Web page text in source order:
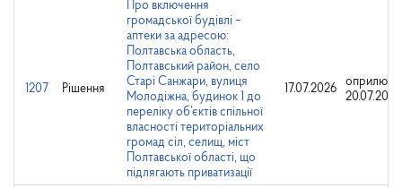
1207 Рішення
Про включення
громадської будівлі –
аптеки за адресою:
Полтавська область,
Полтавський район, село
Старі Санжари, вулиця
Молодіжна, будинок 1 до
переліку об’єктів спільної
власності територіальних
громад сіл, селищ, міст
Полтавської області, що
підлягають приватизації
17.07.2026
20.07.2026